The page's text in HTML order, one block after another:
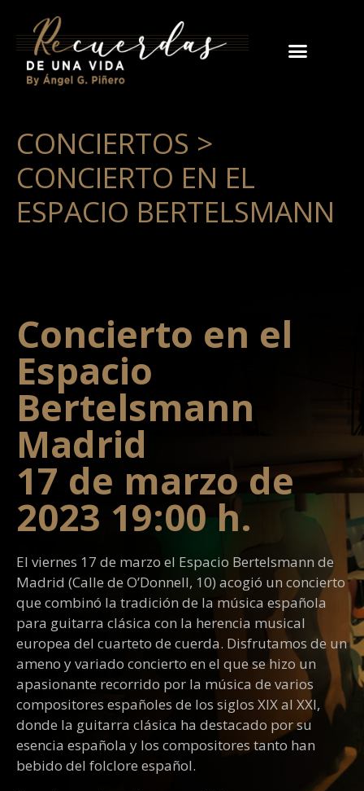
CONCIERTOS >
CONCIERTO EN EL
ESPACIO BERTELSMANN
Concierto en el
Espacio
Bertelsmann
Madrid
17 de marzo de
2023 19:00 h.
El viernes 17 de marzo el Espacio Bertelsmann de
Madrid (Calle de O’Donnell, 10) acogió un concierto
que combinó la tradición de la música española
para guitarra clásica con la herencia musical
europea del cuarteto de cuerda. Disfrutamos de un
ameno y variado concierto en el que se hizo un
apasionante recorrido por la música de varios
compositores españoles de los siglos XIX al XXI,
donde la guitarra clásica ha destacado por su
esencia española y los compositores tanto han
bebido del folclore español.